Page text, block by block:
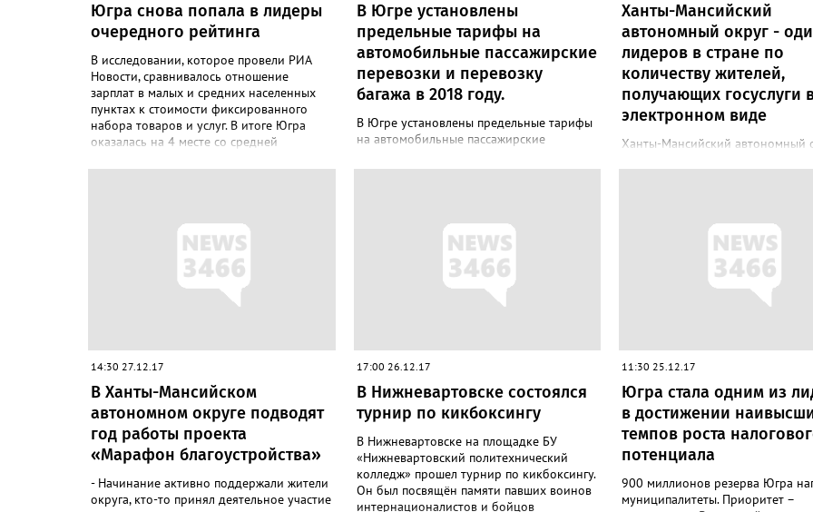
Югра снова попала в лидеры
очередного рейтинга
В исследовании, которое провели РИА
Новости, сравнивалось отношение
зарплат в малых и средних населенных
пунктах к стоимости фиксированного
набора товаров и услуг. В итоге Югра
оказалась на 4 месте со средней
показателями отношения зарплат к
стоимость базового набора товаров и
услуг. А вот первым в этом рейтинге стал
Ямал, его показатель 5,2, а заработ...
В Югре установлены
предельные тарифы на
автомобильные пассажирские
перевозки и перевозку
багажа в 2018 году.
В Югре установлены предельные тарифы
на автомобильные пассажирские
году. Об этом сообщил Председатель
природопользованию Сергей Великий. -
По муниципальным маршрутам для
транспорта категории М2 тариф не
может превысить 27,5 рублей или 3,77%.
Для категории М3 – 23,5 рублей (4,44%).
Транспорт категории М2 оснащен
Ханты-Мансийский
автономный округ -
лидеров в стране по
количеству жителей,
получающих госуслуги
электронном виде
Ханты-Мансийский автономный
РФ. Югра в числе восьми
лидеров России и занимает
с 83,5% после Ненецкого АО.
топе - Республика Тыва. Об этом
депутат Думы Югры от
Сергей Великий. Напомним, что в
госуда...
14:30 27.12.17
В Ханты-Мансийском
автономном округе подводят
год работы проекта
«Марафон благоустройства»
- Начинание активно поддержали жители
округа, кто-то принял деятельное участие
17:00 26.12.17
В Нижневартовске состоялся
турнир по кикбоксингу
В Нижневартовске на площадке БУ
«Нижневартовский политехнический
колледж» прошел турнир по кикбоксингу.
Он был посвящён памяти павших воинов
интернационалистов и бойцов
11:30 25.12.17
Югра стала одним из
в достижении
темпов роста
потенциала
900 миллионов резерва Югра
муниципалитеты. Приоритет –